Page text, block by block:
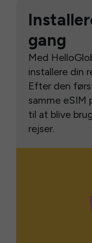
gang
Med
installere din
Efter den
samme eSIM
til at blive
rejser.